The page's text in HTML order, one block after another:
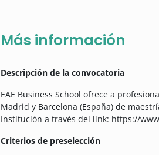
Más información
Descripción de la convocatoria
EAE Business School ofrece a
Madrid y Barcelona (España) de
Institución a través del link: https://
Criterios de preselección